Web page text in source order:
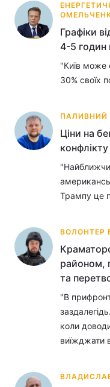
Графіки
4-5 годин
"Київ може
30% своїх
ПАЛИВНИЙ
Ціни на
Трампу це
ВОЛОНТЕР
районом,
та
"В
коли
виїжджати